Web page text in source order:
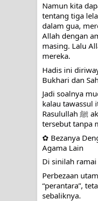
Namun kita
tentang tiga
dalam gua,
Allah dengan
masing. Lalu
mereka.
Hadis ini
Bukhari dan
Jadi soalnya
kalau tawassul
Rasulullah ﷺ akan meriwayatkan kisah
tersebut tanpa
✿ Bezanya
Agama Lain
Di sinilah
Perbezaan
“perantara”,
sebaliknya.